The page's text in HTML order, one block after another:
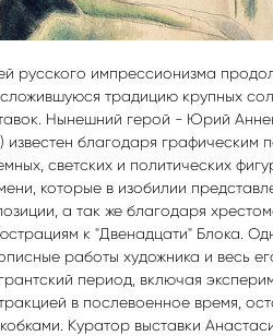
русского импрессионизма
традицию крупных
Нынешний герой - Юрий
известен благодаря графическим
светских и политических
которые в изобилии
а так же благодаря
к "Двенадцати" Блока.
работы художника и весь
период, включая
в послевоенное время,
Куратор выставки